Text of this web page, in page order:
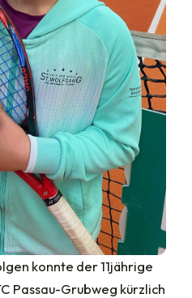
konnte der 11jährige
Passau-Grubweg kürzlich